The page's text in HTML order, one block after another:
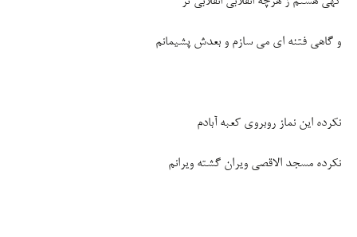
و گاهی فتنه ای می سازم و بعدش پشیمانم
نکرده این نماز روبروی کعبه آبادم
نکرده مسجد الاقصی ویران گشته ویرانم